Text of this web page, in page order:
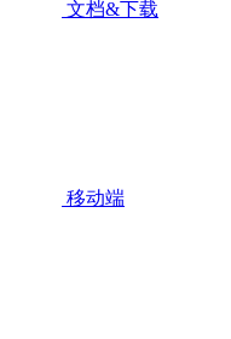
文档&下载
移动端